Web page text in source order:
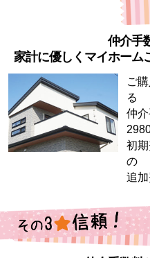
仲介手
家計に優しくマイホーム
ご
る
仲
初
の
追